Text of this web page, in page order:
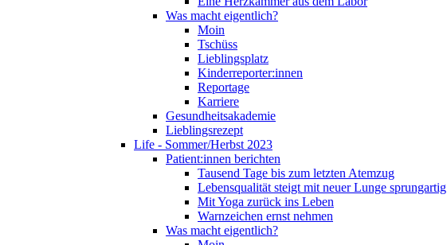
Was macht eigentlich?
Moin
Tschüss
Lieblingsplatz
Kinderreporter:innen
Reportage
Karriere
Gesundheitsakademie
Lieblingsrezept
Life - Sommer/Herbst 2023
Patient:innen berichten
Tausend Tage bis zum letzten Atemzug
Lebensqualität steigt mit neuer Lunge sprungartig
Mit Yoga zurück ins Leben
Warnzeichen ernst nehmen
Was macht eigentlich?